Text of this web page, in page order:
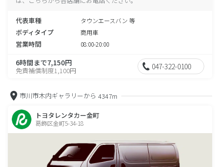
代表車種 タウンエースバン 等
ボディタイプ 商用車
営業時間 08:00-20:00
6時間まで7,150円
免責補償制度1,100円 047-322-0100
市川市木内ギャラリーから 4347m
トヨタレンタカー金町
葛飾区金町5-34-18